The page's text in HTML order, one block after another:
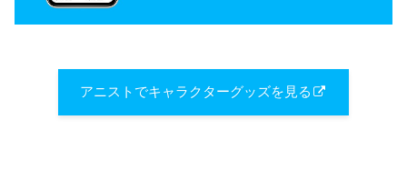
アニストでキャラクターグッズを見る